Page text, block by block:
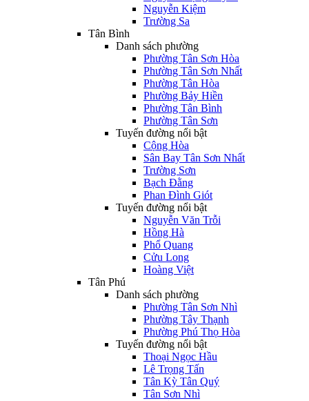
Nguyễn Kiệm
Trường Sa
Tân Bình
Danh sách phường
Phường Tân Sơn Hòa
Phường Tân Sơn Nhất
Phường Tân Hòa
Phường Bảy Hiền
Phường Tân Bình
Phường Tân Sơn
Tuyến đường nổi bật
Cộng Hòa
Sân Bay Tân Sơn Nhất
Trường Sơn
Bạch Đằng
Phan Đình Giót
Tuyến đường nổi bật
Nguyễn Văn Trỗi
Hồng Hà
Phổ Quang
Cửu Long
Hoàng Việt
Tân Phú
Danh sách phường
Phường Tân Sơn Nhì
Phường Tây Thạnh
Phường Phú Thọ Hòa
Tuyến đường nổi bật
Thoại Ngọc Hầu
Lê Trọng Tấn
Tân Kỳ Tân Quý
Tân Sơn Nhì